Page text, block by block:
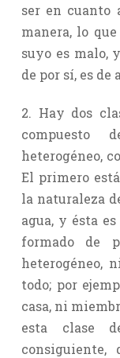
ser en cuanto
manera, lo
suyo es malo,
de por sí, es
2. Hay dos
compuesto
heterogéneo,
El primero
la naturaleza
agua, y ésta
formado de
heterogéneo,
todo; por
casa, ni
esta clase